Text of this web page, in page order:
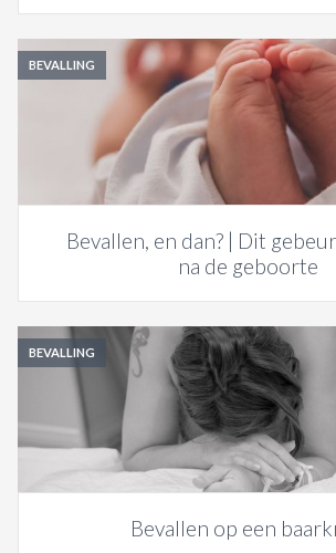
BEVALLING
Bevallen, en dan? | Dit
na de geboorte
BEVALLING
Bevallen op een